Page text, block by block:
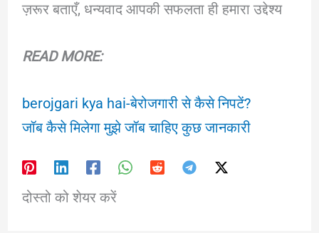
ज़रूर बताएँ, धन्यवाद आपकी सफलता ही हमारा उद्देश्य
READ MORE:
berojgari kya hai-बेरोजगारी से कैसे निपटें?
जॉब कैसे मिलेगा मुझे जॉब चाहिए कुछ जानकारी
दोस्तो को शेयर करें